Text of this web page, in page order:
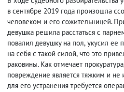
в сентябре 2019 года произошла
человеком и его сожительницей.
девушка решила расстаться с
повалил девушку на пол, укусил ее
на себя с такой силой, что это
раковины. Как отмечает прокуратура
повреждение является тяжким и не
для его устранения требуется